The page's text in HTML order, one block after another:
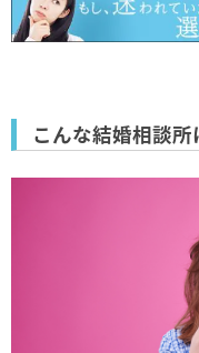
こんな結婚相談